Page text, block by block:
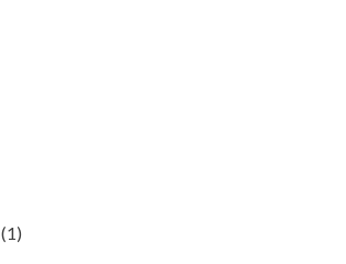
(1)